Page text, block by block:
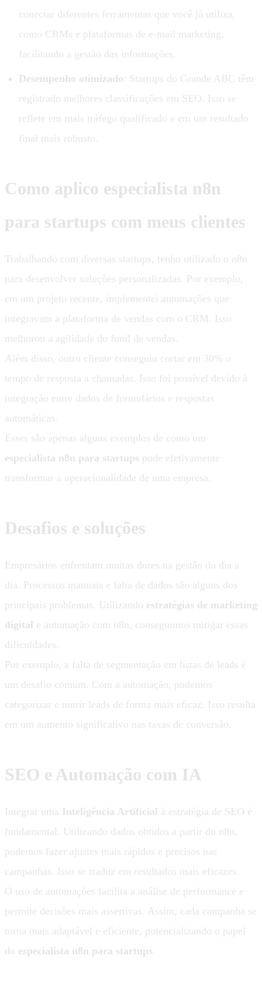
conectar diferentes ferramentas que você já utiliza,
como CRMs e plataformas de e-mail marketing,
facilitando a gestão das informações.
Desempenho otimizado: Startups do Grande ABC têm
registrado melhores classificações em SEO. Isso se
reflete em mais tráfego qualificado e em um resultado
final mais robusto.
Como aplico especialista n8n
para startups com meus clientes
Trabalhando com diversas startups, tenho utilizado o n8n
para desenvolver soluções personalizadas. Por exemplo,
em um projeto recente, implementei automações que
integravam a plataforma de vendas com o CRM. Isso
melhorou a agilidade do funil de vendas.
Além disso, outro cliente conseguiu cortar em 30% o
tempo de resposta a chamadas. Isso foi possível devido à
integração entre dados de formulários e respostas
automáticas.
Esses são apenas alguns exemplos de como um
especialista n8n para startups pode efetivamente
transformar a operacionalidade de uma empresa.
Desafios e soluções
Empresários enfrentam muitas dores na gestão do dia a
dia. Processos manuais e falta de dados são alguns dos
principais problemas. Utilizando estratégias de marketing
digital e automação com n8n, conseguimos mitigar essas
dificuldades.
Por exemplo, a falta de segmentação em listas de leads é
um desafio comum. Com a automação, podemos
categorizar e nutrir leads de forma mais eficaz. Isso resulta
em um aumento significativo nas taxas de conversão.
SEO e Automação com IA
Integrar uma Inteligência Artificial à estratégia de SEO é
fundamental. Utilizando dados obtidos a partir do n8n,
podemos fazer ajustes mais rápidos e precisos nas
campanhas. Isso se traduz em resultados mais eficazes.
O uso de automações facilita a análise de performance e
permite decisões mais assertivas. Assim, cada campanha se
torna mais adaptável e eficiente, potencializando o papel
do especialista n8n para startups.